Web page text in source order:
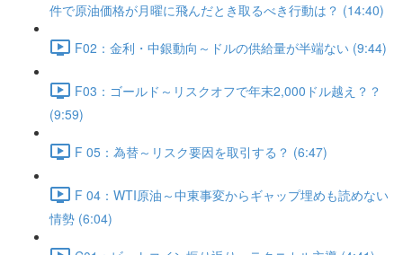
件で原油価格が月曜に飛んだとき取るべき行動は？ (14:40)
F02：金利・中銀動向～ドルの供給量が半端ない (9:44)
F03：ゴールド～リスクオフで年末2,000ドル越え？？
(9:59)
F 05：為替～リスク要因を取引する？ (6:47)
F 04：WTI原油～中東事変からギャップ埋めも読めない
情勢 (6:04)